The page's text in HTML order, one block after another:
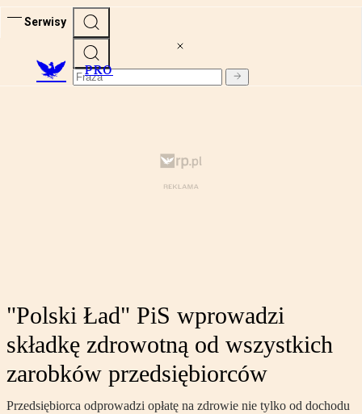
Serwisy
PRO
"Polski Ład" PiS wprowadzi
składkę zdrowotną od wszystkich
zarobków przedsiębiorców
Przedsiębiorca odprowadzi opłatę na zdrowie nie tylko od dochodu